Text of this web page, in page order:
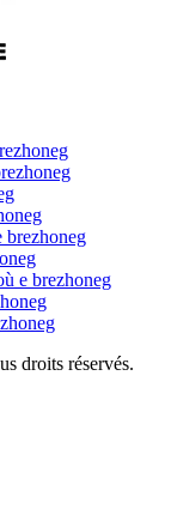
brezhoneg
e brezhoneg
droits réservés.